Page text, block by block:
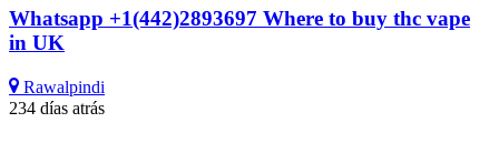
Whatsapp +1(442)2893697 Where to buy thc vape
in UK
Rawalpindi
234 días atrás